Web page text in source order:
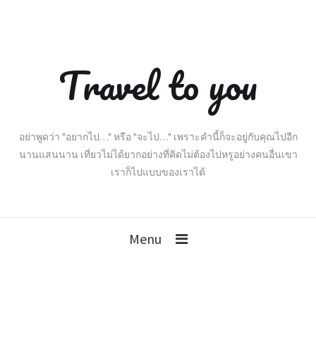
Travel to you
อย่าพูดว่า "อยากไป…" หรือ "จะไป…" เพราะคำนี้ก็จะอยู่กับคุณไปอีก
นานแสนนาน เที่ยวไม่ได้ยากอย่างที่คิดไม่ต้องไปหรูอย่างคนอื่นเขา
เราก็ไปแบบของเราได้
Menu